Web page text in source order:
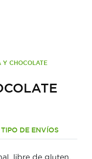
Y CHOCOLATE
TIPO DE ENVÍOS
libre de gluten,